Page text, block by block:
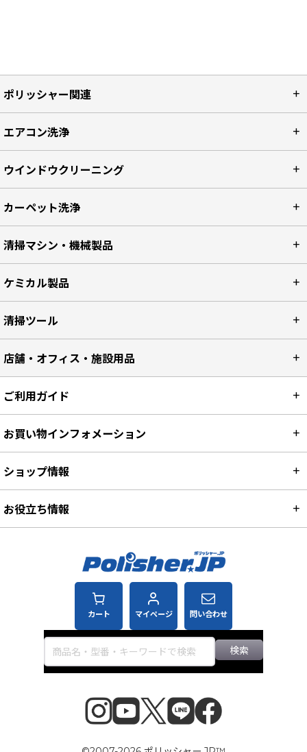
ポリッシャー関連
エアコン洗浄
ウインドウクリーニング
カーペット洗浄
清掃マシン・機械製品
ケミカル製品
清掃ツール
店舗・オフィス・施設用品
カート マイページ 問い合わせ
検索
ご利用ガイド
お買い物インフォメーション
ショップ情報
お役立ち情報